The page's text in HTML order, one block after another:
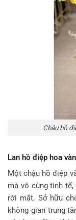
Chậu hồ
Lan hồ điệp hoa
Một chậu hồ điệp
mà vô cùng tinh
rời mắt. Sở hữu
không gian trung